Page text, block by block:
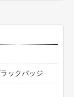
ックバッジ